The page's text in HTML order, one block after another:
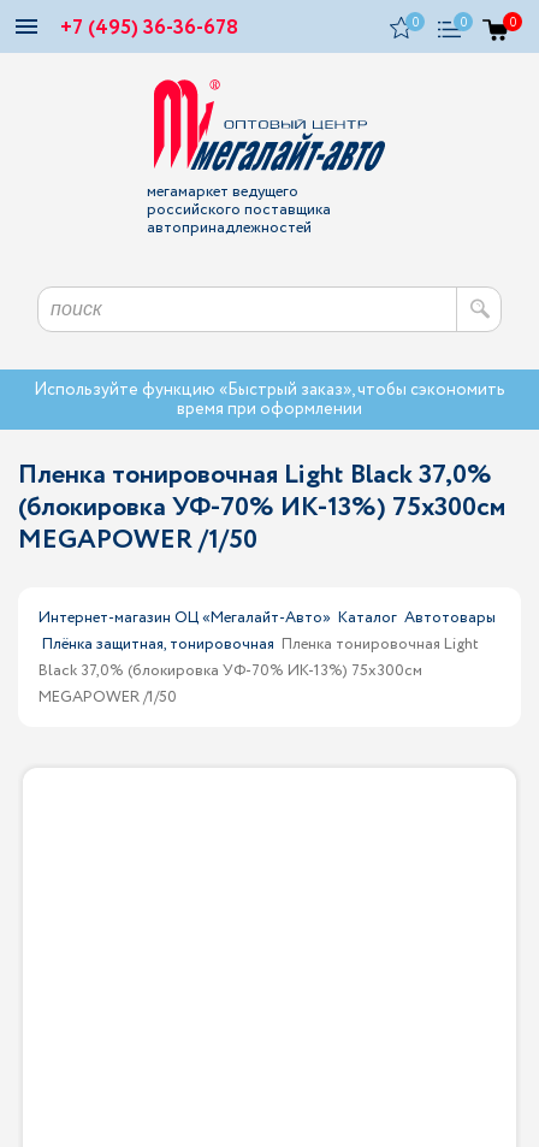
+7 (495) 36-36-678 0 0 0
мегамаркет ведущего
российского поставщика
автопринадлежностей
Используйте функцию «Быстрый заказ», чтобы сэкономить
время при оформлении
Пленка тонировочная Light Black 37,0%
(блокировка УФ-70% ИК-13%) 75х300см
MEGAPOWER /1/50
Интернет-магазин ОЦ «Мегалайт-Авто» Каталог Автотовары
Плёнка защитная, тонировочная Пленка тонировочная Light
Black 37,0% (блокировка УФ-70% ИК-13%) 75х300см
MEGAPOWER /1/50